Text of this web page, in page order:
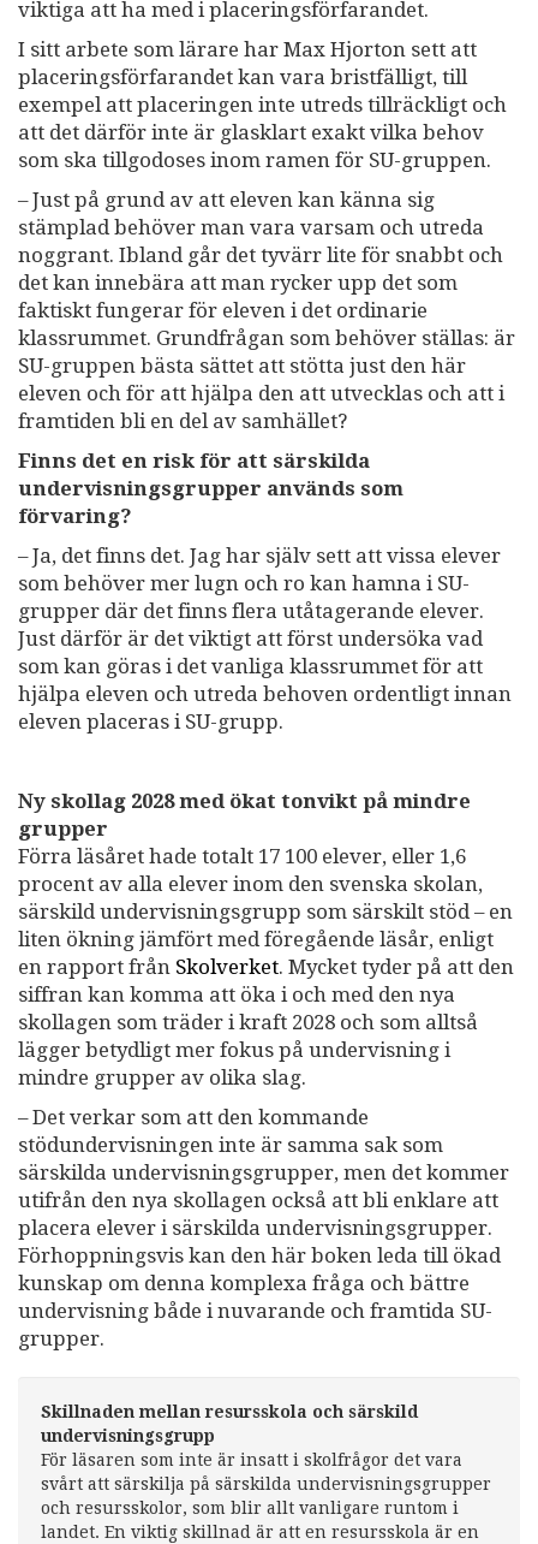
viktiga att ha med i placeringsförfarandet.
I sitt arbete som lärare har Max Hjorton sett att
placeringsförfarandet kan vara bristfälligt, till
exempel att placeringen inte utreds tillräckligt och
att det därför inte är glasklart exakt vilka behov
som ska tillgodoses inom ramen för SU-gruppen.
– Just på grund av att eleven kan känna sig
stämplad behöver man vara varsam och utreda
noggrant. Ibland går det tyvärr lite för snabbt och
det kan innebära att man rycker upp det som
faktiskt fungerar för eleven i det ordinarie
klassrummet. Grundfrågan som behöver ställas: är
SU-gruppen bästa sättet att stötta just den här
eleven och för att hjälpa den att utvecklas och att i
framtiden bli en del av samhället?
Finns det en risk för att särskilda
undervisningsgrupper används som
förvaring?
– Ja, det finns det. Jag har själv sett att vissa elever
som behöver mer lugn och ro kan hamna i SU-
grupper där det finns flera utåtagerande elever.
Just därför är det viktigt att först undersöka vad
som kan göras i det vanliga klassrummet för att
hjälpa eleven och utreda behoven ordentligt innan
eleven placeras i SU-grupp.
Ny skollag 2028 med ökat tonvikt på mindre
grupper
Förra läsåret hade totalt 17 100 elever, eller 1,6
procent av alla elever inom den svenska skolan,
särskild undervisningsgrupp som särskilt stöd – en
liten ökning jämfört med föregående läsår, enligt
en rapport från Skolverket. Mycket tyder på att den
siffran kan komma att öka i och med den nya
skollagen som träder i kraft 2028 och som alltså
lägger betydligt mer fokus på undervisning i
mindre grupper av olika slag.
– Det verkar som att den kommande
stödundervisningen inte är samma sak som
särskilda undervisningsgrupper, men det kommer
utifrån den nya skollagen också att bli enklare att
placera elever i särskilda undervisningsgrupper.
Förhoppningsvis kan den här boken leda till ökad
kunskap om denna komplexa fråga och bättre
undervisning både i nuvarande och framtida SU-
grupper.
Skillnaden mellan resursskola och särskild
undervisningsgrupp
För läsaren som inte är insatt i skolfrågor det vara
svårt att särskilja på särskilda undervisningsgrupper
och resursskolor, som blir allt vanligare runtom i
landet. En viktig skillnad är att en resursskola är en